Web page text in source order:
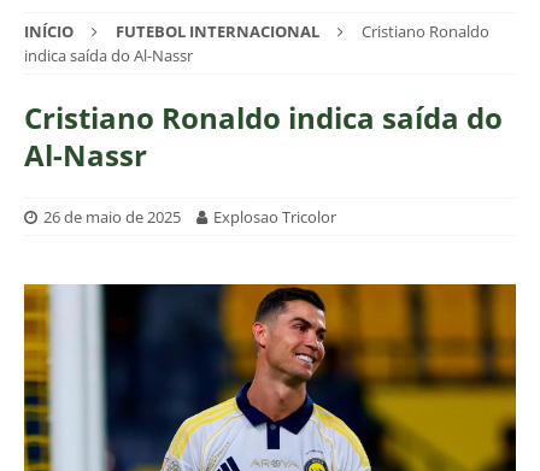
INÍCIO FUTEBOL INTERNACIONAL
Cristiano Ronaldo
indica saída do Al-Nassr
Cristiano Ronaldo indica saída do
Al-Nassr
26 de maio de 2025 Explosao Tricolor